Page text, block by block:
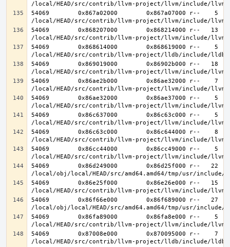
54069        0x867a02000        0x867a07000 r--    5
54069        0x868207000        0x868214000 r--   13
54069        0x868614000        0x868619000 r--    5
54069        0x869019000        0x86902b000 r--   18
54069        0x86ae2b000        0x86ae32000 r--    7
54069        0x86ae32000        0x86ae37000 r--    5
54069        0x86c637000        0x86c63c000 r--    5
54069        0x86c63c000        0x86c644000 r--    8
54069        0x86cc44000        0x86cc49000 r--    5
54069        0x86d249000        0x86d25f000 r--   22
54069        0x86e25f000        0x86e26e000 r--   15
54069        0x86f66e000        0x86f689000 r--   27
54069        0x86fa89000        0x86fa8e000 r--    5
54069        0x87008e000        0x870095000 r--    7